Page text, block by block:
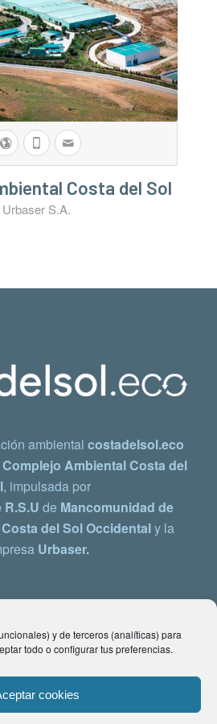
y de terceros (analíticas) para
todo o configurar tus preferencias.
cookies
Costa del Sol
Urbaser S.A.
ambiental costadelsol.eco
Complejo Ambiental Costa del
, impulsada por
de Mancomunidad de
del Sol Occidentaly la
Urbaser.